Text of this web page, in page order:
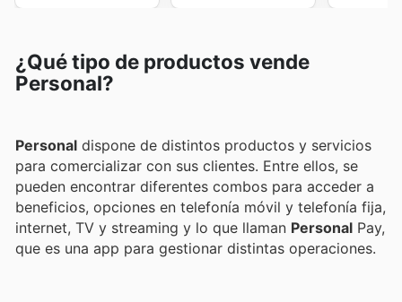
¿Qué tipo de productos vende
Personal?
Personal dispone de distintos productos y servicios
para comercializar con sus clientes. Entre ellos, se
pueden encontrar diferentes combos para acceder a
beneficios, opciones en telefonía móvil y telefonía fija,
internet, TV y streaming y lo que llaman Personal Pay,
que es una app para gestionar distintas operaciones.